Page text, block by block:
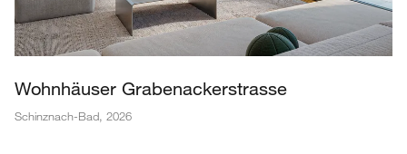
Wohnhäuser Grabenackerstrasse
Schinznach-Bad, 2026